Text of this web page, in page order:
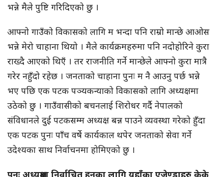
भन्ने मैले पुष्टि गरिदिएको छु ।
आफ्नो गाउँको विकासको लागि म भन्दा पनि राम्रो मान्छे आओस
भन्ने मेरो चाहाना थियो । मैले कार्यक्रमहरुमा पनि नदोहोरिने कुरा
राख्दै आएको थिएँ । तर राजनीति गर्ने मान्छेले आफ्नो कुरा मात्रै
गरेर नहुँदो रहेछ । जनताको चाहाना पुनः म नै आउनु पर्छ भन्ने
भए पछि एक पटक पञ्यकन्याको विकासको लागि अध्यक्षमा
उठेको छु । गाउँवासीको बचनलाई शिरोधर गर्दै नेपालको
संविधानले दुई पटकसम्म अध्यक्ष बन्न पाउने व्यवस्था गरेको हुँदा
एक पटक पुनः पाँच वर्षे कार्यकाल थपेर जनताको सेवा गर्ने
उदेश्यका साथ निर्वाचनमा होमिएको छु ।
पुनः अध्यक्षमा निर्वाचित हुनका लागि यहाँका एजेण्डाहरु केके